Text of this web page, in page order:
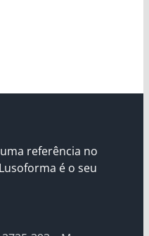
referência no
é o seu